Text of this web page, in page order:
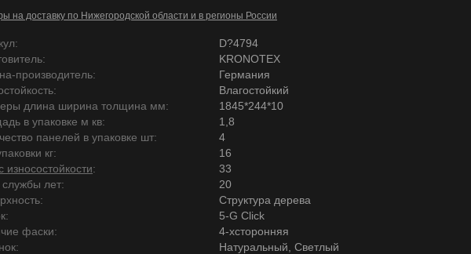
на доставку по Нижегородской области и в регионы России
D?4794
KRONOTEX
производитель:
Германия
Влагостойкий
длина ширина толщина мм:
1845*244*10
в упаковке м кв:
1,8
панелей в упаковке шт:
4
кг:
16
износостойкости:
33
лет:
20
Структура дерева
5-G Click
фаски:
4-хсторонняя
Натуральный, Светлый